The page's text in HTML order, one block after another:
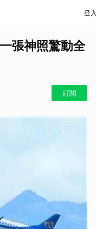
登入
張神照驚動全
訂閱